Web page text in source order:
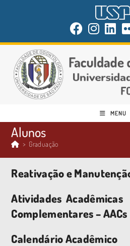
MENU
Alunos
> Graduação
Reativação e
Atividades Acadêmicas
Complementares – AACs
Calendário Acadêmico